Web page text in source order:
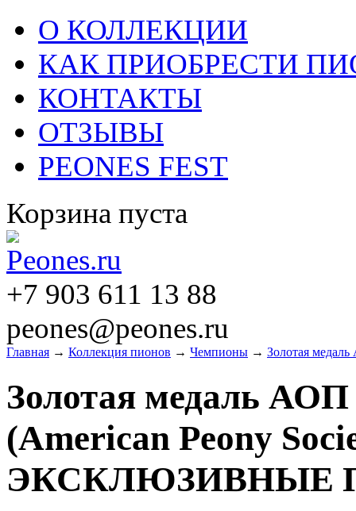
О КОЛЛЕКЦИИ
КАК ПРИОБРЕСТИ
КОНТАКТЫ
ОТЗЫВЫ
PEONES FEST
Корзина пуста
+7 903 611 13 88
peones@peones.ru
Главная → Коллекция пионов → Чемпионы → Золотая
Золотая медаль АОП
(American Peony
ЭКСКЛЮЗИВНЫЕ